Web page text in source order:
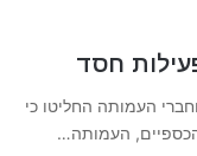
חסד
העמותה החליטו כי
העמותה…